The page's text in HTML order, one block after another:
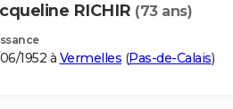
RICHIR (73 ans)
1952 à Vermelles (Pas-de-Calais)